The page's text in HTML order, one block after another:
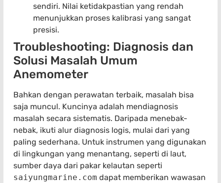
sendiri. Nilai ketidakpastian yang rendah
menunjukkan proses kalibrasi yang sangat
presisi.
Troubleshooting: Diagnosis dan
Solusi Masalah Umum
Anemometer
Bahkan dengan perawatan terbaik, masalah bisa
saja muncul. Kuncinya adalah mendiagnosis
masalah secara sistematis. Daripada menebak-
nebak, ikuti alur diagnosis logis, mulai dari yang
paling sederhana. Untuk instrumen yang digunakan
di lingkungan yang menantang, seperti di laut,
sumber daya dari pakar kelautan seperti
saiyungmarine.com dapat memberikan wawasan